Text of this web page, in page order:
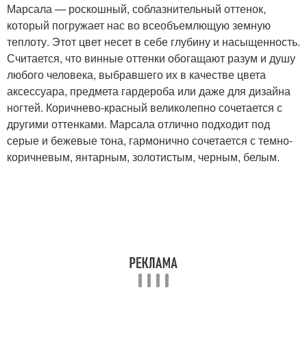
Марсала — роскошный, соблазнительный оттенок,
который погружает нас во всеобъемлющую земную
теплоту. Этот цвет несет в себе глубину и насыщенность.
Считается, что винные оттенки обогащают разум и душу
любого человека, выбравшего их в качестве цвета
аксессуара, предмета гардероба или даже для дизайна
ногтей. Коричнево-красный великолепно сочетается с
другими оттенками. Марсала отлично подходит под
серые и бежевые тона, гармонично сочетается с темно-
коричневым, янтарным, золотистым, черным, белым.